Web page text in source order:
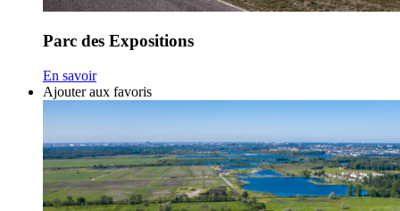
Parc des Expositions
En savoir
Ajouter aux favoris